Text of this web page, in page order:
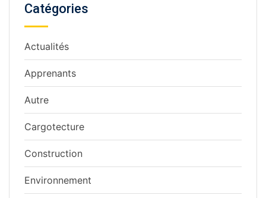
Catégories
Actualités
Apprenants
Autre
Cargotecture
Construction
Environnement